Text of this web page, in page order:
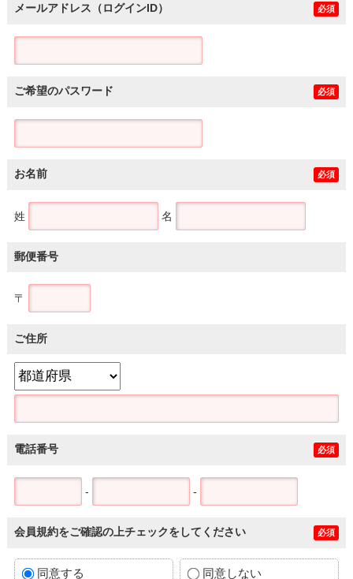
メールアドレス（ログインID） 必須
ご希望のパスワード 必須
お名前 必須
姓 名
郵便番号
〒
ご住所
電話番号 必須
- -
会員規約をご確認の上チェックをしてください 必須
同意する 同意しない